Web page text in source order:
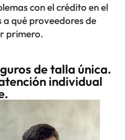
con el crédito en el
a qué proveedores de
primero.
de talla única.
individual